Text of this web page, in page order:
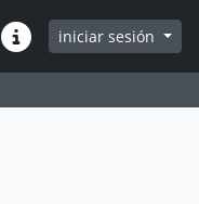
Enlaces rápidos
iniciar sesión